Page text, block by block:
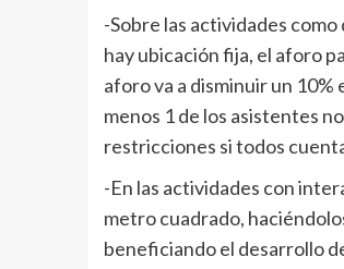
-Sobre las actividades
hay ubicación fija, el aforo
aforo va a disminuir un 10%
menos 1 de los asistentes
restricciones si todos
-En las actividades con
metro cuadrado,
beneficiando el desarrollo